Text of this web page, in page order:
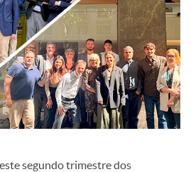
segundo trimestre dos